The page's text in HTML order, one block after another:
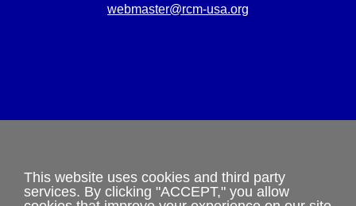
webmaster@rcm-usa.org
Cookies Policy
This website uses cookies and third party
services. By clicking "ACCEPT," you allow